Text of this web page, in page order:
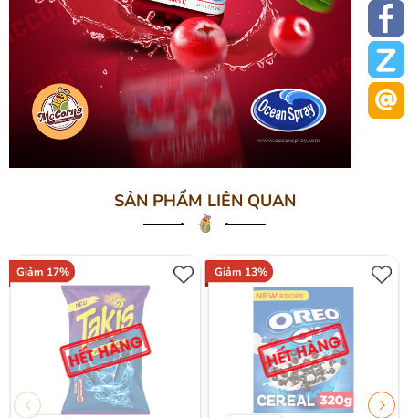
SẢN PHẨM LIÊN QUAN
Giảm 17% Giảm 13%